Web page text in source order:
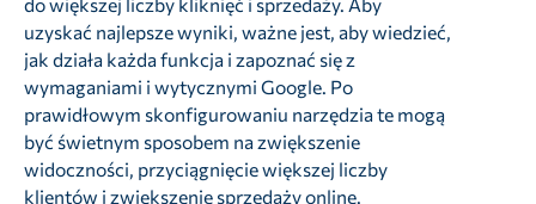
uzyskać najlepsze wyniki, ważne jest, aby wiedzieć,
jak działa każda funkcja i zapoznać się z
wymaganiami i wytycznymi Google. Po
prawidłowym skonfigurowaniu narzędzia te mogą
być świetnym sposobem na zwiększenie
widoczności, przyciągnięcie większej liczby
klientów i zwiększenie sprzedaży online.